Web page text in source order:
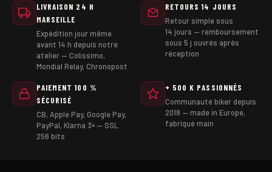
LIVRAISON 24 H
MARSEILLE
Expédition jour même
avant 14 h depuis notre
atelier — Colissimo,
Mondial Relay, Chronopost
RETOURS 14 JOURS
Retour simple sous
14 jours — remboursement
sous 5 j ouvrés après
réception
PAIEMENT 100 %
SÉCURISÉ
CB, Apple Pay, Google Pay,
PayPal, Klarna 3× — SSL
256 bits
+ 500 K PASSIONNÉS
Communauté biker depuis
2018 — made in Europe,
fabriqué main